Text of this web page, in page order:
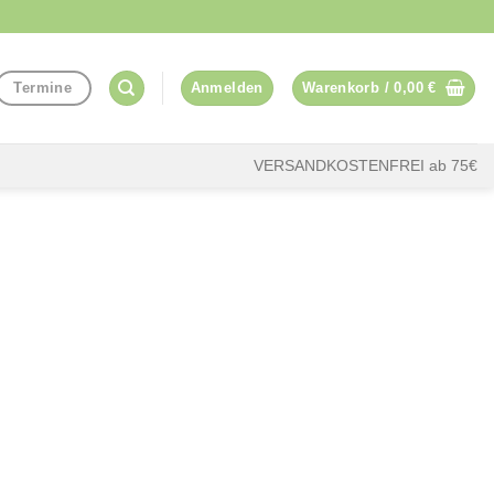
Termine Anmelden Warenkorb /0,00€
VERSANDKOSTENFREI ab 75€